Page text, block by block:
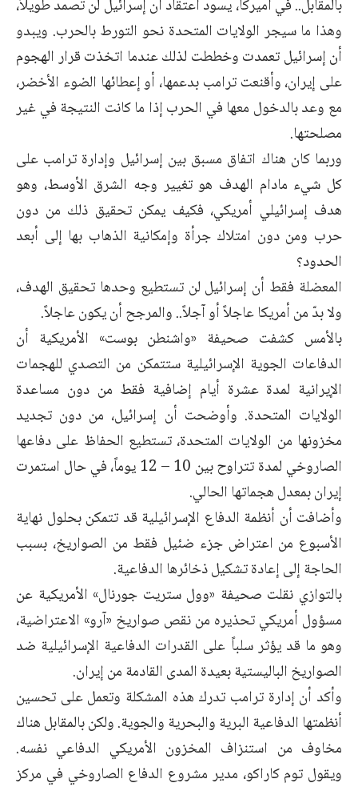
بالمقابل.. في أميركا، يسود اعتقاد أن إسرائيل لن تصمد طويلاً،
وهذا ما سيجر ‏الولايات المتحدة نحو التورط بالحرب. ويبدو
أن إسرائيل تعمدت وخططت لذلك ‏عندما اتخذت قرار الهجوم
على إيران، وأقنعت ترامب بدعمها، أو إعطائها ‏الضوء الأخضر،
مع وعد بالدخول معها في الحرب إذا ما كانت النتيجة في غير
‏مصلحتها.‏
وربما كان هناك اتفاق مسبق بين إسرائيل وإدارة ترامب على
كل شيء مادام ‏الهدف هو تغيير وجه الشرق الأوسط، وهو
هدف إسرائيلي أمريكي، فكيف يمكن ‏تحقيق ذلك من دون
حرب ومن دون امتلاك جرأة وإمكانية الذهاب بها إلى أبعد
‏الحدود؟
المعضلة فقط أن إسرائيل لن تستطيع وحدها تحقيق الهدف،
ولا بدّ من أمريكا ‏عاجلاً أو آجلاً.. والمرجح أن يكون عاجلاً.‏
بالأمس كشفت صحيفة «واشنطن بوست» الأمريكية أن
الدفاعات الجوية ‏الإسرائيلية ستتمكن من التصدي للهجمات
الإيرانية لمدة عشرة أيام إضافية فقط من ‏دون مساعدة
الولايات المتحدة. وأوضحت أن إسرائيل، من دون تجديد
مخزونها من ‏الولايات المتحدة، تستطيع الحفاظ على دفاعها
الصاروخي لمدة تتراوح بين 10 – ‌‏12 يوماً، في حال استمرت
إيران بمعدل هجماتها الحالي.‏
وأضافت أن أنظمة الدفاع الإسرائيلية قد تتمكن بحلول نهاية
الأسبوع من اعتراض ‏جزء ضئيل فقط من الصواريخ، بسبب
الحاجة إلى إعادة تشكيل ذخائرها الدفاعية.‏
بالتوازي نقلت صحيفة «وول ستريت جورنال» الأمريكية عن
مسؤول أمريكي ‏تحذيره من نقص صواريخ «آرو» الاعتراضية،
وهو ما قد يؤثر سلباً على ‏القدرات الدفاعية الإسرائيلية ضد
الصواريخ الباليستية بعيدة المدى القادمة من ‏إيران.‏
وأكد أن إدارة ترامب تدرك هذه المشكلة وتعمل على تحسين
أنظمتها الدفاعية ‏البرية والبحرية والجوية. ولكن بالمقابل هناك
مخاوف من استنزاف المخزون ‏الأمريكي الدفاعي نفسه.
ويقول توم كاراكو، مدير مشروع الدفاع الصاروخي في ‏مركز